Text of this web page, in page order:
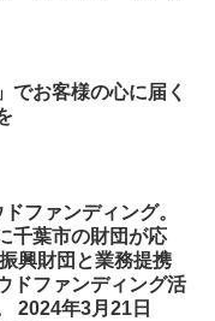
でお客様の心に届く
ファンディング。
千葉市の財団が応
興財団と業務提携
ドファンディング活
2024年3月21日